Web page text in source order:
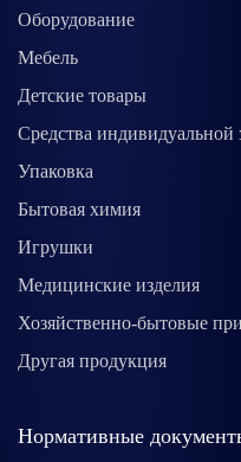
Оборудование
Мебель
Детские товары
Средства
Упаковка
Бытовая химия
Игрушки
Медицинские изделия
Хозяйственно-бытовые
Другая продукция
Нормативные